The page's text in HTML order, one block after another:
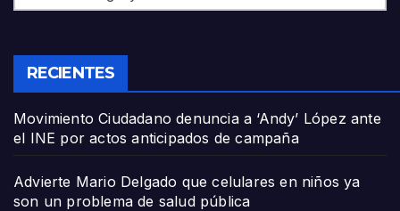
RECIENTES
Movimiento Ciudadano denuncia a ‘Andy’ López ante
el INE por actos anticipados de campaña
Advierte Mario Delgado que celulares en niños ya
son un problema de salud pública